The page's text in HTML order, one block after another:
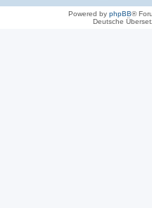
Powered by phpBB®
Deutsche